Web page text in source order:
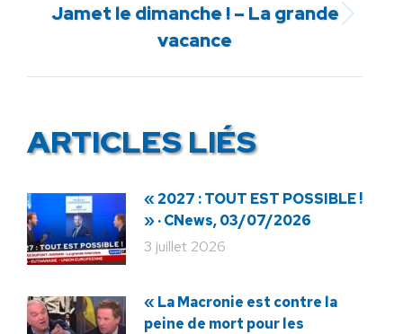
Article
suivant
Jamet le dimanche ! – La grande
vacance
ARTICLES LIÉS
« 2027 : TOUT EST POSSIBLE !
» · CNews, 03/07/2026
3 juillet 2026
« La Macronie est contre la
peine de mort pour les